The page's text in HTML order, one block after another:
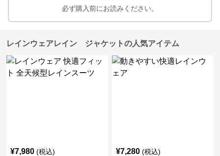
必ず購入前にお読みください。
レインウェアレイン ジャケットの人気アイテム
¥7,980 (税込) ¥7,280 (税込)